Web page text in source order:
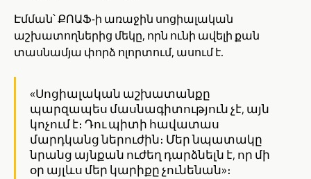
Էմման՝ ՔՈԱՖ-ի առաջին սոցիալական
աշխատողներից մեկը, որն ունի ավելի քան
տասնամյա փորձ ոլորտում, ասում է.
«Սոցիալական աշխատանքը
պարզապես մասնագիտություն չէ, այն
կոչում է։ Դու պիտի հավատաս
մարդկանց ներուժին։ Մեր նպատակը
նրանց այնքան ուժեղ դարձնելն է, որ մի
օր այլևս մեր կարիքը չունենան»։